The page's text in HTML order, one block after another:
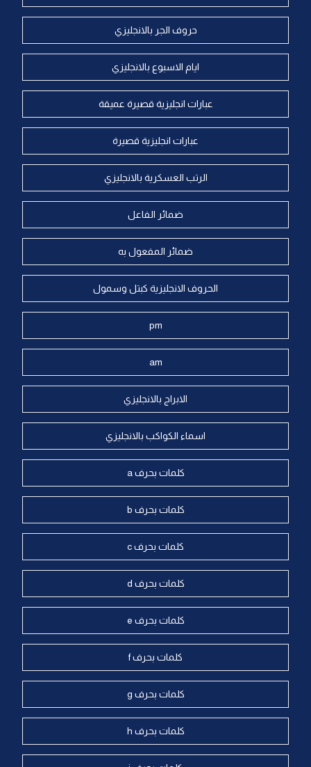
حروف الجر بالانجليزي
ايام الاسبوع بالانجليزي
عبارات انجليزية قصيرة عميقة
عبارات انجليزية قصيرة
الرتب العسكرية بالانجليزي
ضمائر الفاعل
ضمائر المفعول به
الحروف الانجليزية كبتل وسمول
pm
am
الابراج بالانجليزي
اسماء الكواكب بالانجليزي
كلمات بحرف a
كلمات بحرف b
كلمات بحرف c
كلمات بحرف d
كلمات بحرف e
كلمات بحرف f
كلمات بحرف g
كلمات بحرف h